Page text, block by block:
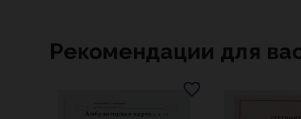
Рекомендации для